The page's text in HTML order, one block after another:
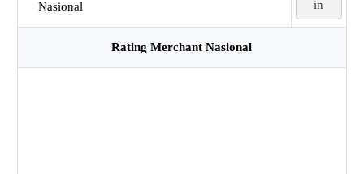
Nasional
in
Rating Merchant Nasional